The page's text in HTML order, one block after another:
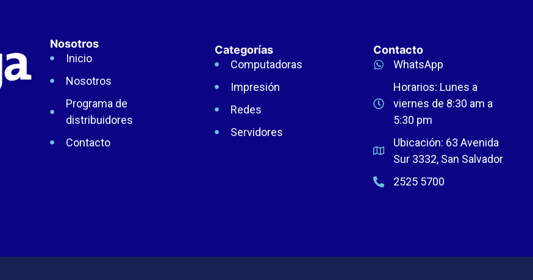
Nosotros
Inicio
Nosotros
Programa de
distribuidores
Contacto
Categorías
Computadoras
Impresión
Redes
Servidores
Contacto
WhatsApp
Horarios: Lunes a
viernes de 8:30 am a
5:30 pm
Ubicación: 63 Avenida
Sur 3332, San Salvador
2525 5700